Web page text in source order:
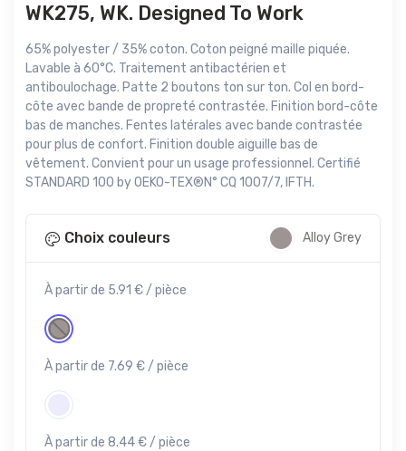
WK275, WK. Designed To Work
65% polyester / 35% coton. Coton peigné maille piquée.
Lavable à 60°C. Traitement antibactérien et
antiboulochage. Patte 2 boutons ton sur ton. Col en bord-
côte avec bande de propreté contrastée. Finition bord-côte
bas de manches. Fentes latérales avec bande contrastée
pour plus de confort. Finition double aiguille bas de
vêtement. Convient pour un usage professionnel. Certifié
STANDARD 100 by OEKO-TEX®N° CQ 1007/7, IFTH.
Choix couleurs Alloy Grey
À partir de 5.91 € / pièce
À partir de 7.69 € / pièce
À partir de 8.44 € / pièce